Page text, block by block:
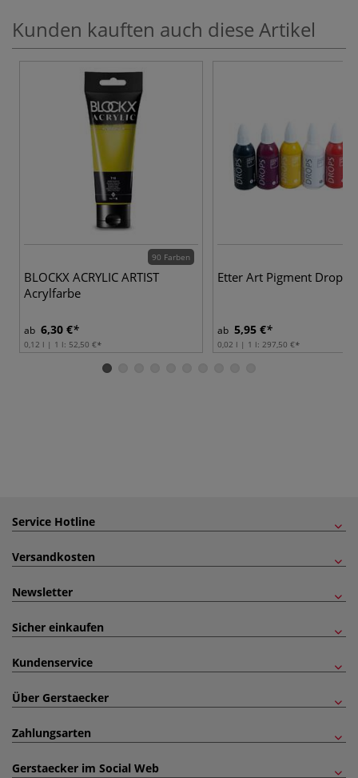
Kunden kauften auch diese Artikel
90 Farben
BLOCKX ACRYLIC ARTIST
Acrylfarbe
ab 6,30 €
0,12 l | 1 l: 52,50 €
Etter Art Pigment Drops
ab 5,95 €
0,02 l | 1 l: 297,50 €
Service Hotline
Versandkosten
Newsletter
Sicher einkaufen
Kundenservice
Über Gerstaecker
Zahlungsarten
Gerstaecker im Social Web